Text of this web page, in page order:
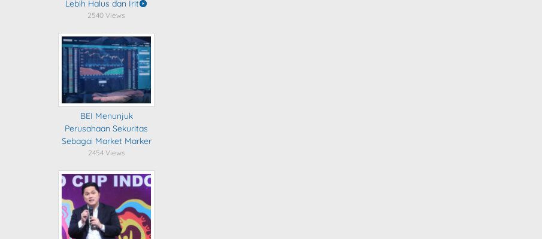
Lebih Halus dan Irit
2540 Views
BEI Menunjuk
Perusahaan Sekuritas
Sebagai Market Marker
2454 Views